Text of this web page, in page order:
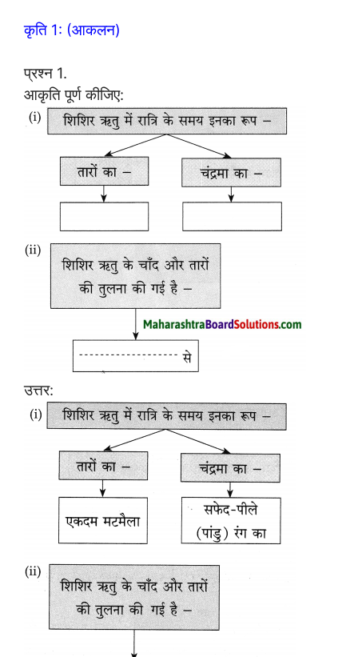
कृति 1: (आकलन)
प्रश्न 1.
आकृति पूर्ण कीजिए:
उत्तर: